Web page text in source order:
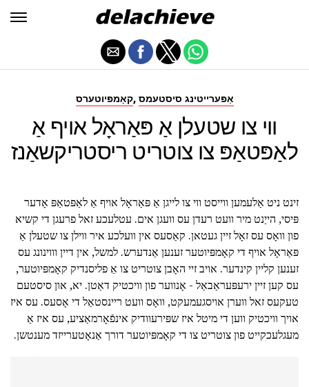
קאָמפּיוטערס, אַפּערייטינג סיסטעמס
ווי צו שטעלן אַ פּאַראָל אויף אַ
לאַפּטאַפּ צו צוטריט ריסטריקשאַנז
זינט ניט אַלעמען ווייסט ווי צו לייגן אַ פּאַראָל אויף אַ לאַפּטאַפּ אָדער
פּיסי, הייַנט מיר וועט רעדן עס וועגן אים. עטלעכע זאל פרעגן די קשיא
פון וואָס עס זאָל זיין געטאן. קאַסעס אין וועלכע איר ווילן צו שטעלן אַ
פּאַראָל אויף די קאָמפּיוטער זענען אַנדערש. למשל, אין דיין וווינונג עס
זענען קליין קינדער. אויב זיי האָבן צוטריט צו אַ פליסנדיק קאָמפּיוטער,
עס קען זיין ירעפּעראַבאַל - אָנווער פון וויכטיק דאַטן. יא, און סיסטעם
טעקעס זאל ווערן אויסגעמעקט, וואָס וועט ריינסטאַל די אָסעס. עס איז
אויך וויכטיק ווען די מיטל איז שפּירעוודיק אינפֿאָרמאַציע, עס איז אַ
מעגלעכקייט פון צוטריט צו די קאָמפּיוטער דורך אַנאָטערייזד מענטשן.